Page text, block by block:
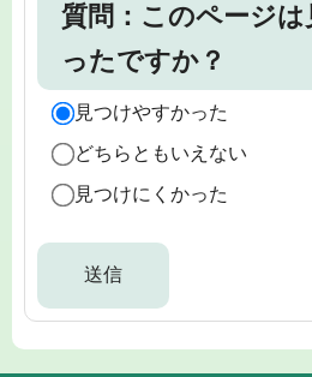
質問：このページ
ったですか？
見つけやすかった
どちらともいえない
見つけにくかった